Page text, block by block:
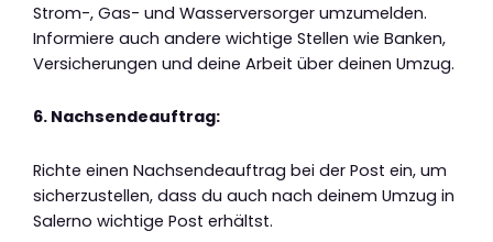
Strom-, Gas- und Wasserversorger umzumelden.
Informiere auch andere wichtige Stellen wie Banken,
Versicherungen und deine Arbeit über deinen Umzug.
6. Nachsendeauftrag:
Richte einen Nachsendeauftrag bei der Post ein, um
sicherzustellen, dass du auch nach deinem Umzug in
Salerno wichtige Post erhältst.